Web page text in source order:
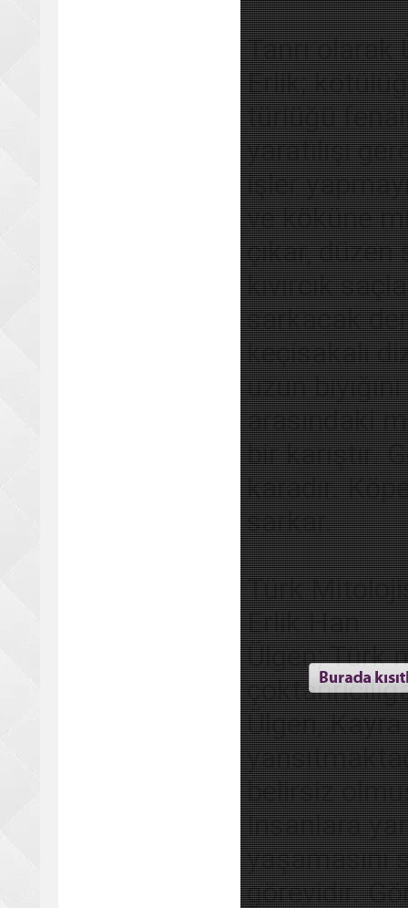
Tanrı olarak
Erlik;
türlüğü
yaratılışı
işler
ve köküne
çıkar,
kıvırcık
sarkacak
keçisakalı
uzun
arasındaki
bir karıştır.
karadır.
sarkar.
Türk
Erlik Han
Ülgen; Türk
Ülgen,
belirsiz
İnsanlara
yaşamasını
görevidir.